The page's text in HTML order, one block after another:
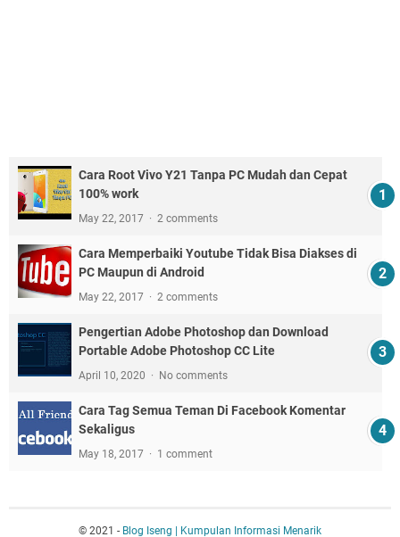
Cara Root Vivo Y21 Tanpa PC Mudah dan Cepat
100% work
May 22, 2017 2 comments
Cara Memperbaiki Youtube Tidak Bisa Diakses di
PC Maupun di Android
May 22, 2017 2 comments
Pengertian Adobe Photoshop dan Download
Portable Adobe Photoshop CC Lite
April 10, 2020 No comments
Cara Tag Semua Teman Di Facebook Komentar
Sekaligus
May 18, 2017 1 comment
© 2021 - Blog Iseng | Kumpulan Informasi Menarik